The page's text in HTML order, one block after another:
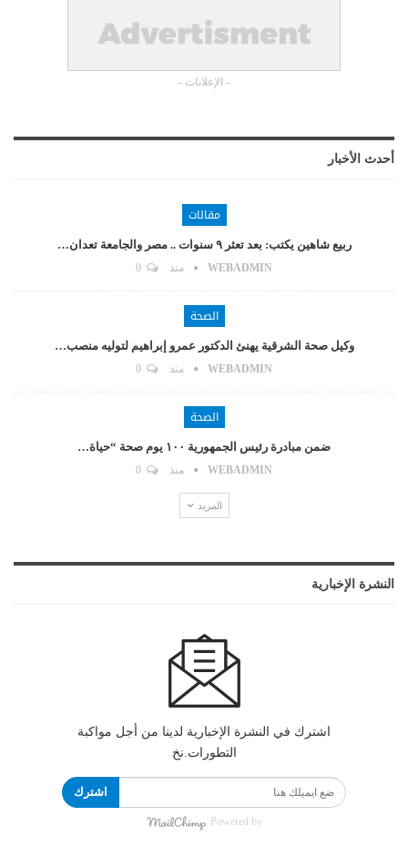
- الإعلانات -
أحدث الأخبار
مقالات
ربيع شاهين يكتب: بعد تعثر ٩ سنوات .. مصر والجامعة تعدان…
WEBADMIN منذ
الصحة
وكيل صحة الشرقية يهنئ الدكتور عمرو إبراهيم لتوليه منصب…
WEBADMIN منذ
الصحة
ضمن مبادرة رئيس الجمهورية ١٠٠ يوم صحة “حياة…
WEBADMIN منذ
المزيد
النشرة الإخبارية
اشترك في النشرة الإخبارية لدينا من أجل مواكبة
التطورات.نخ
اشترك
Powered by